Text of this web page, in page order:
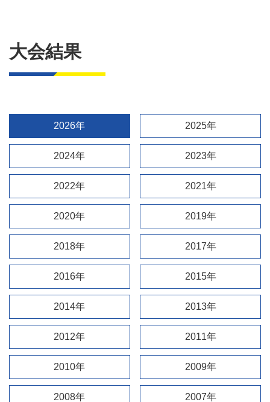
大会結果
2026年 2025年
2024年 2023年
2022年 2021年
2020年 2019年
2018年 2017年
2016年 2015年
2014年 2013年
2012年 2011年
2010年 2009年
2008年 2007年